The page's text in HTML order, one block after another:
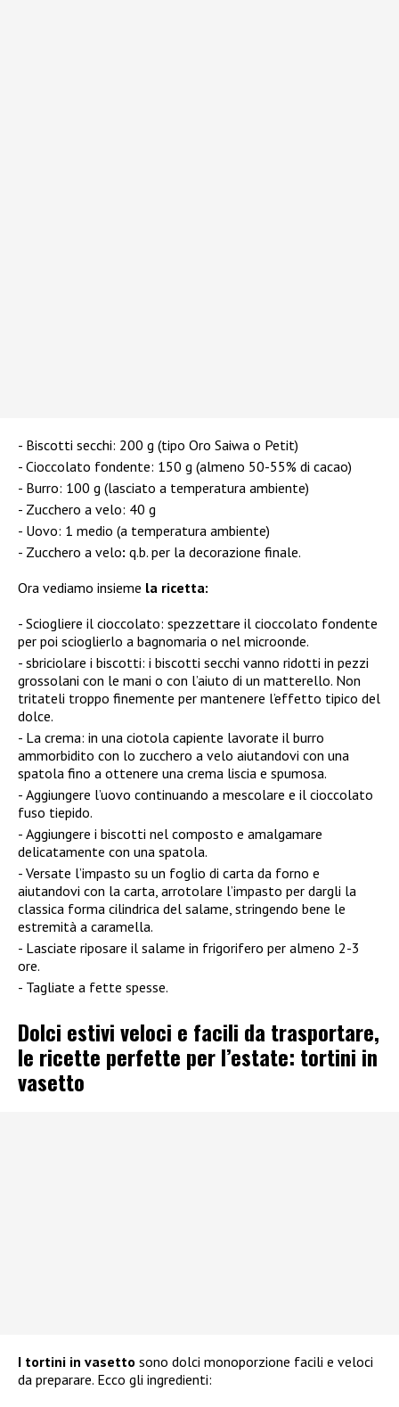
Biscotti secchi: 200 g (tipo Oro Saiwa o Petit)
Cioccolato fondente: 150 g (almeno 50-55% di cacao)
Burro: 100 g (lasciato a temperatura ambiente)
Zucchero a velo: 40 g
Uovo: 1 medio (a temperatura ambiente)
Zucchero a velo: q.b. per la decorazione finale.
Ora vediamo insieme la ricetta:
Sciogliere il cioccolato: spezzettare il cioccolato fondente
per poi scioglierlo a bagnomaria o nel microonde.
sbriciolare i biscotti: i biscotti secchi vanno ridotti in pezzi
grossolani con le mani o con l’aiuto di un matterello. Non
tritateli troppo finemente per mantenere l’effetto tipico del
dolce.
La crema: in una ciotola capiente lavorate il burro
ammorbidito con lo zucchero a velo aiutandovi con una
spatola fino a ottenere una crema liscia e spumosa.
Aggiungere l’uovo continuando a mescolare e il cioccolato
fuso tiepido.
Aggiungere i biscotti nel composto e amalgamare
delicatamente con una spatola.
Versate l’impasto su un foglio di carta da forno e
aiutandovi con la carta, arrotolare l’impasto per dargli la
classica forma cilindrica del salame, stringendo bene le
estremità a caramella.
Lasciate riposare il salame in frigorifero per almeno 2-3
ore.
Tagliate a fette spesse.
Dolci estivi veloci e facili da trasportare,
le ricette perfette per l’estate: tortini in
vasetto
I tortini in vasetto sono dolci monoporzione facili e veloci
da preparare. Ecco gli ingredienti: